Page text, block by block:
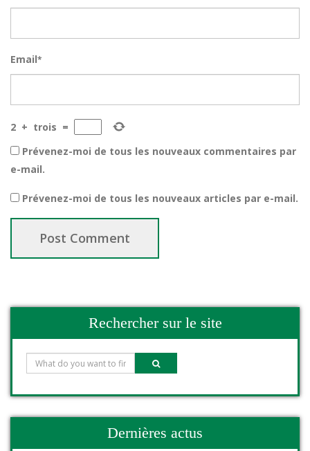
Email*
2 + trois =
Prévenez-moi de tous les nouveaux commentaires par
e-mail.
Prévenez-moi de tous les nouveaux articles par e-mail.
Rechercher sur le site
Dernières actus